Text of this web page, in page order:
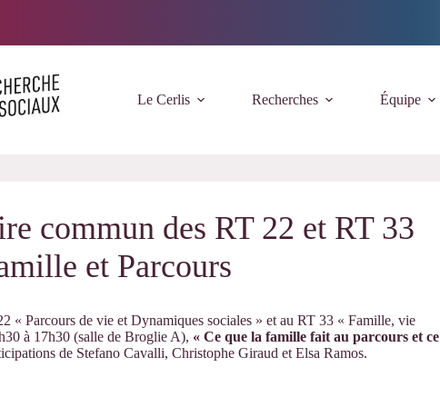
Le Cerlis Recherches Équipe
commun des RT 22 et RT 33
et Parcours
« Parcours de vie et Dynamiques sociales » et au RT 33 « Famille, vie
à 17h30 (salle de Broglie A), « Ce que la famille fait au parcours et ce
de Stefano Cavalli, Christophe Giraud et Elsa Ramos.